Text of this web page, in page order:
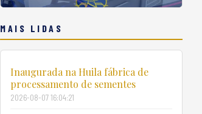
MAIS LIDAS
Inaugurada na Huila fábrica de
processamento de sementes
2026-08-07 16:04:21